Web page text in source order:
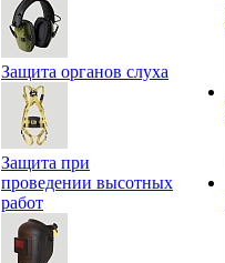
Защита органов слуха
Защита при
проведении высотных
работ